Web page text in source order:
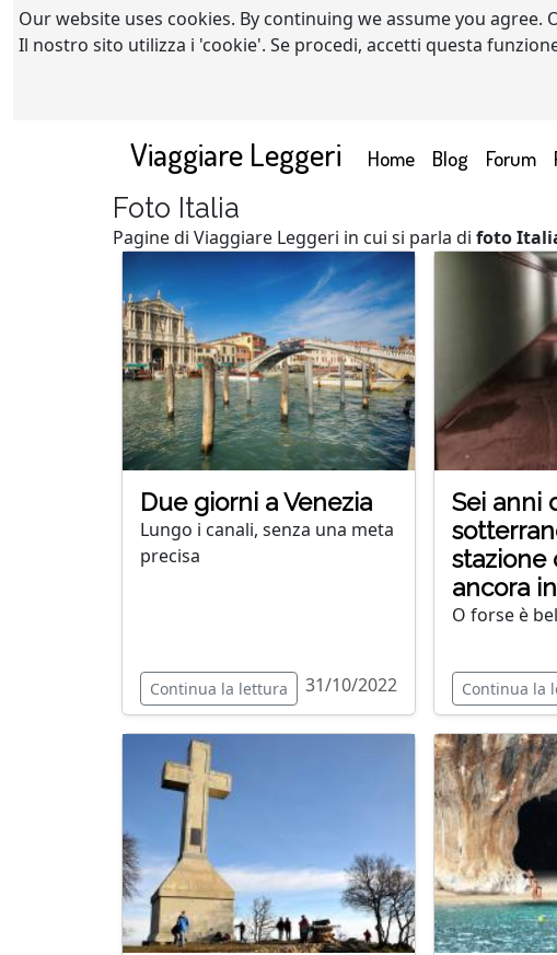
Our website uses cookies. By continuing we assume you agree.
Il nostro sito utilizza i 'cookie'. Se procedi, accetti questa
Viaggiare Leggeri Home(current)
Blog Forum
Foto Italia
Pagine di Viaggiare Leggeri in cui si parla di foto
Due giorni a Venezia
Lungo i canali, senza una meta
precisa
Continua la lettura 31/10/2022
Sei anni
stazione
ancora
O forse è
Continua la